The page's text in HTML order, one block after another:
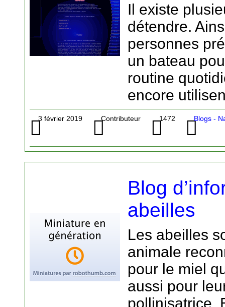
Il existe
détendre.
personnes
un bateau
routine
encore
3 février 2019 Contributeur 1472 Blogs -
Blog
abeilles
Les abeilles
animale
pour le miel
aussi pour
pollinisatrice.